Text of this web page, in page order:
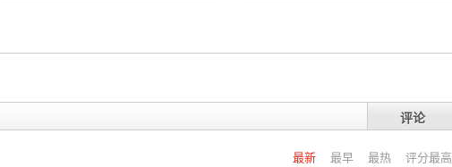
评论
最新 最早 最热 评分最高